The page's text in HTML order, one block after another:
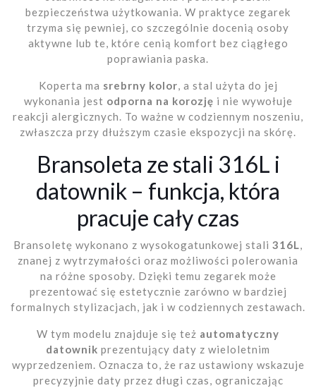
bezpieczeństwa użytkowania. W praktyce zegarek
trzyma się pewniej, co szczególnie docenią osoby
aktywne lub te, które cenią komfort bez ciągłego
poprawiania paska.
Koperta ma srebrny kolor, a stal użyta do jej
wykonania jest odporna na korozję i nie wywołuje
reakcji alergicznych. To ważne w codziennym noszeniu,
zwłaszcza przy dłuższym czasie ekspozycji na skórę.
Bransoleta ze stali 316L i
datownik – funkcja, która
pracuje cały czas
Bransoletę wykonano z wysokogatunkowej stali 316L,
znanej z wytrzymałości oraz możliwości polerowania
na różne sposoby. Dzięki temu zegarek może
prezentować się estetycznie zarówno w bardziej
formalnych stylizacjach, jak i w codziennych zestawach.
W tym modelu znajduje się też automatyczny
datownik prezentujący daty z wieloletnim
wyprzedzeniem. Oznacza to, że raz ustawiony wskazuje
precyzyjnie daty przez długi czas, ograniczając